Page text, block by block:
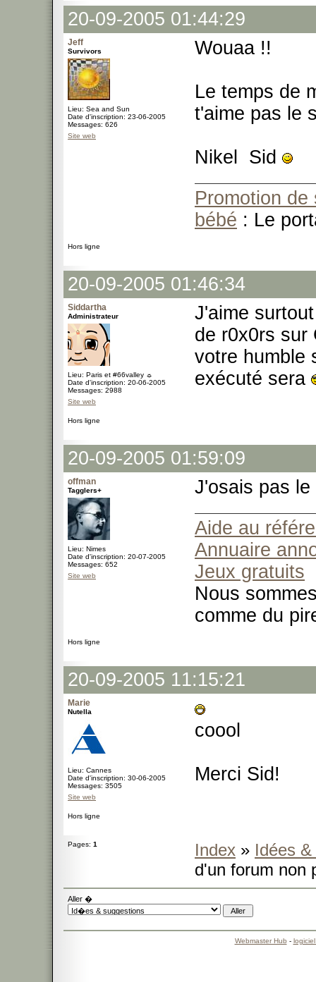
20-09-2005 01:44:29
Jeff
Survivors
Lieu: Sea and Sun
Date d'inscription: 23-06-2005
Messages: 626
Site web
Wouaa !!
Le temps de
t'aime pas le
Nikel Sid
Promotion de
bébé : Le
Hors ligne
20-09-2005 01:46:34
Siddartha
Administrateur
Lieu: Paris et #66valley ☼
Date d'inscription: 20-06-2005
Messages: 2988
Site web
J'aime
de r0x0rs sur
votre humble
exécuté sera
Hors ligne
20-09-2005 01:59:09
offman
Tagglers+
Lieu: Nimes
Date d'inscription: 20-07-2005
Messages: 652
Site web
J'osais pas
Aide au
Annuaire
Jeux gratuits
Nous
comme du
Hors ligne
20-09-2005 11:15:21
Marie
Nutella
Lieu: Cannes
Date d'inscription: 30-06-2005
Messages: 3505
Site web
coool
Merci Sid!
Hors ligne
Pages: 1 Index » Idées
d'un forum non
Aller �
Webmaster Hub -